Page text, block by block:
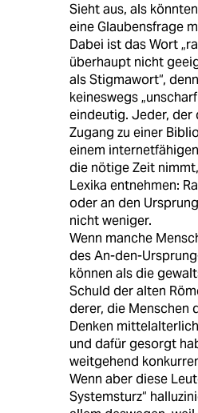
Sieht aus, als
eine Glaubensfrage
Dabei ist das Wort
überhaupt nicht
als Stigmawort“,
keineswegs
eindeutig. Jeder, der
Zugang zu einer
einem
die nötige Zeit
Lexika entnehmen:
oder an den
nicht weniger.
Wenn manche
des An-den-
können als die
Schuld der alten
derer, die Menschen
Denken
und dafür gesorgt
weitgehend
Wenn aber diese
Systemsturz“